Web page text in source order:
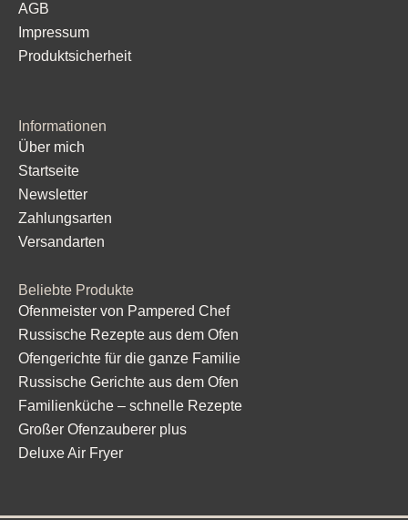
AGB
Impressum
Produktsicherheit
Informationen
Über mich
Startseite
Newsletter
Zahlungsarten
Versandarten
Beliebte Produkte
Ofenmeister von Pampered Chef
Russische Rezepte aus dem Ofen
Ofengerichte für die ganze Familie
Russische Gerichte aus dem Ofen
Familienküche – schnelle Rezepte
Großer Ofenzauberer plus
Deluxe Air Fryer